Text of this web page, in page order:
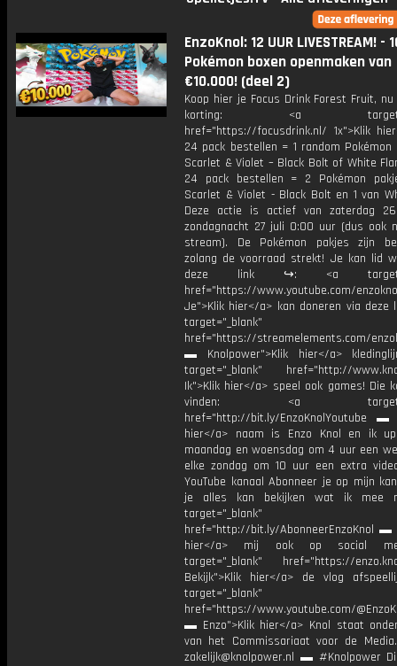
EnzoKnol: 12 UUR LIVESTREAM! -
Pokémon boxen openmaken van
€10.000! (deel 2)
Koop hier je Focus Drink Forest Fruit,
korting: <a
href="https://focusdrink.nl/ 1x">Klik
24 pack bestellen = 1 random Pokémon
Scarlet & Violet – Black Bolt of White
24 pack bestellen = 2 Pokémon
Scarlet & Violet - Black Bolt en 1 van
Deze actie is actief van zaterdag
zondagnacht 27 juli 0:00 uur (dus ook
stream). De Pokémon pakjes zijn
zolang de voorraad strekt! Je kan lid
deze link ↪: <a
href="https://www.youtube.com/
Je">Klik hier</a> kan doneren via
target="_blank"
href="https://streamelements.com/
▬ Knolpower">Klik hier</a>
target="_blank" href="http://
Ik">Klik hier</a> speel ook games! Die
vinden: <a
href="http://bit.ly/EnzoKnolYoutube ▬
hier</a> naam is Enzo Knol en ik
maandag en woensdag om 4 uur een
elke zondag om 10 uur een extra
YouTube kanaal Abonneer je op mijn
je alles kan bekijken wat ik mee
target="_blank"
href="http://bit.ly/AbonneerEnzoKnol ▬
hier</a> mij ook op social
target="_blank" href="https://
Bekijk">Klik hier</a> de vlog
target="_blank"
href="https://www.youtube.com/
▬ Enzo">Klik hier</a> Knol staat
van het Commissariaat voor de
zakelijk@knolpower.nl ▬ #Knolpower